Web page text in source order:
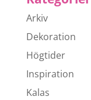
Arkiv
Dekoration
Högtider
Inspiration
Kalas